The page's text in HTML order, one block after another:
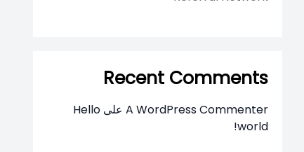
Recent Comments
A WordPress Commenter على Hello
world!